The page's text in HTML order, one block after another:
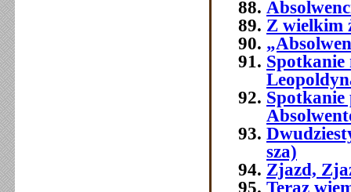
Z wielkim
Spotkanie
Spotkanie
sza)
Zjazd,
Teraz